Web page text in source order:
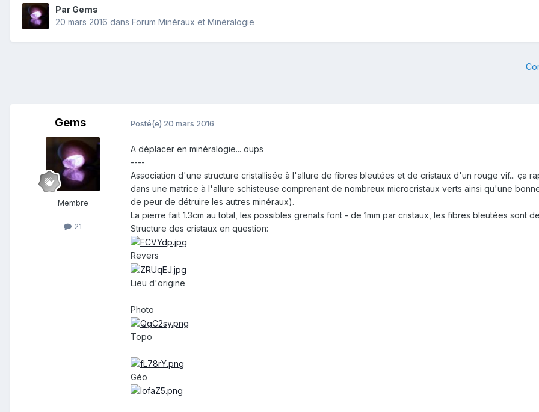
Par Gems
20 mars 2016 dans Forum Minéraux et Minéralogie
Gems
Membre
21
Posté(e) 20 mars 2016
A déplacer en minéralogie... oups
----
Association d'une structure cristallisée à l'allure de fibres bleutées et de cristaux d'un rouge vif... ça
dans une matrice à l'allure schisteuse comprenant de nombreux microcristaux verts ainsi qu'une
de peur de détruire les autres minéraux).
La pierre fait 1.3cm au total, les possibles grenats font - de 1mm par cristaux, les fibres bleutées sont
Structure des cristaux en question:
Revers
Lieu d'origine
Photo
Topo
Géo